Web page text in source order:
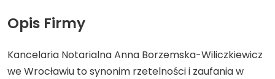
Opis Firmy
Kancelaria Notarialna Anna Borzemska-Wiliczkiewicz
we Wrocławiu to synonim rzetelności i zaufania w